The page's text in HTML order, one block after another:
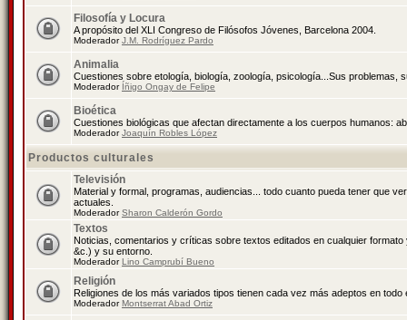
Filosofía y Locura
A propósito del XLI Congreso de Filósofos Jóvenes, Barcelona 2004.
ModeradorJ.M. Rodríguez Pardo
Animalia
Cuestiones sobre etología, biología, zoología, psicología...Sus problemas,
Moderador Íñigo Ongay de Felipe
Bioética
Cuestiones biológicas que afectan directamente a los cuerpos humanos:
ModeradorJoaquín Robles López
Productos culturales
Televisión
Material y formal, programas, audiencias... todo cuanto pueda tener que
actuales.
ModeradorSharon Calderón Gordo
Textos
Noticias, comentarios y críticas sobre textos editados en cualquier
&c.) y su entorno.
ModeradorLino Camprubí Bueno
Religión
Religiones de los más variados tipos tienen cada vez más adeptos en todo
ModeradorMontserrat Abad Ortiz